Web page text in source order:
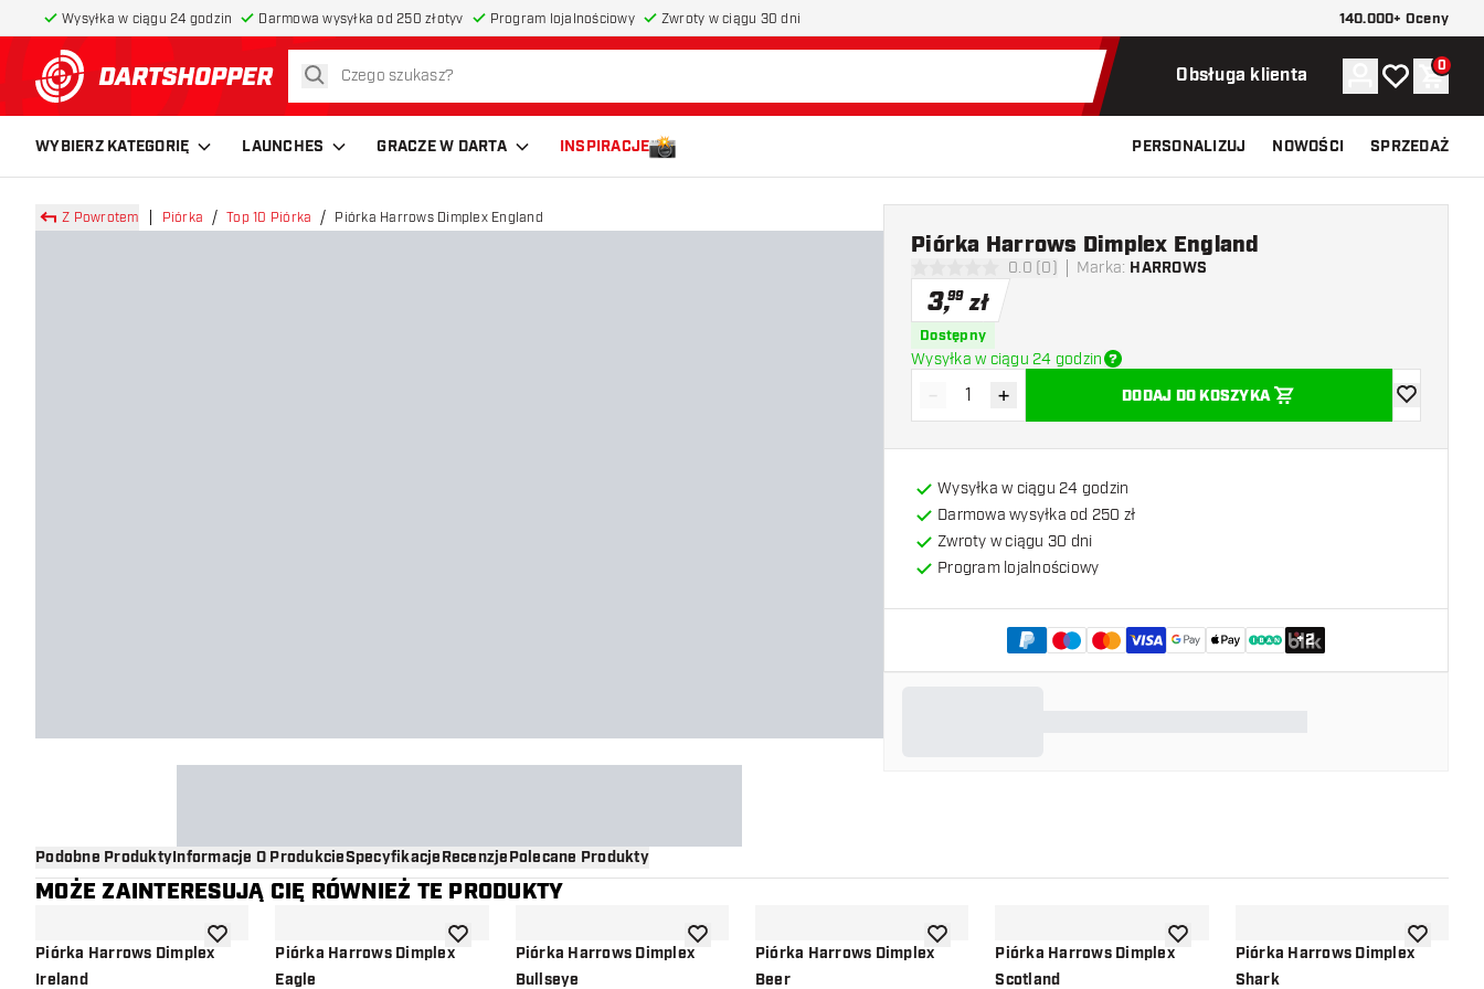
Wysyłka w ciągu 24 godzin Darmowa wysyłka od 250 złotyv Program lojalnościowy Zwroty w ciągu 30 dni 140.000+ Oceny
powrót do strony głównej
szukaj Obsługa klienta Konto
Moja listaKoszyk
0
WYBIERZ KATEGORIĘ LAUNCHES GRACZE W DARTA INSPIRACJE PERSONALIZUJ NOWOŚCI SPRZEDAŻ
Z Powrotem Piórka Top 10 Piórka Piórka Harrows Dimplex England
0 gwiazdki oceny0.0 (0) Marka: HARROWS
Piórka Harrows Dimplex England
3,99 zł
Dostępny
Wysyłka w ciągu 24 godzin
Zmniejsz ilość
- Zwiększ ilość
+ DODAJ DO KOSZYKA
dodaj do
Wysyłka w ciągu 24 godzin
Darmowa wysyłka od 250 zł
Zwroty w ciągu 30 dni
Program lojalnościowy
+2
Podobne ProduktyInformacje O ProdukcieSpecyfikacjeRecenzjePolecane Produkty
MOŻE ZAINTERESUJĄ CIĘ RÓWNIEŻ TE PRODUKTY
Piórka Harrows Dimplex
Ireland
dodaj do listy życzeńPiórka Harrows Dimplex
Eagle
dodaj do listy życzeńPiórka Harrows Dimplex
Bullseye
dodaj do listy życzeńPiórka Harrows Dimplex
Beer
dodaj do listy życzeńPiórka Harrows Dimplex
Scotland
dodaj do listy życzeńPiórka Harrows Dimplex
Shark
dodaj do